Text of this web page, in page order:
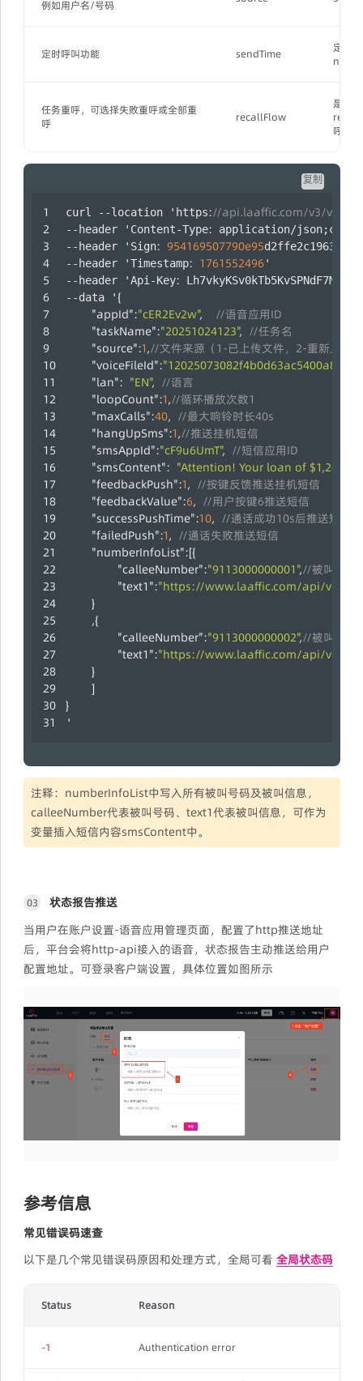
例如用户名/号码
定时呼叫功能 sendTime
定时
null）
任务重呼，可选择失败重呼或全部重
呼
recallFlow
是否
呼
复制
curl --location 'https://api.laaffic.com/v3/
--header 'Content-Type: application/
--header 'Sign: 954169507790e95
--header 'Timestamp: 1761552496 '
--header 'Api-Key:
--data '{
"appId":"cER2Ev2w",
//语音应用ID
"taskName":"20251024123", //任务名
"source":1,//文件来源（1-已上传文件，2-重新上传
"voiceFileId":
"lan": "EN", //语言
"loopCount":1,//循环播放次数1
"maxCalls":40, //最大响铃时长40s
"hangUpSms":1,//推送挂机短信
"smsAppId":"cF9u6UmT", //短信应用ID
"smsContent": "Attention! Your loan of $1,200 is
"feedbackPush":1, //按键反馈推送挂机短信
"feedbackValue":6, //用户按键6推送短信
"successPushTime":10, //通话成功10s后推送短信，
"failedPush":1, //通话失败推送短信
"numberInfoList":[{
"calleeNumber":"9113000000001",//被叫号码
"text1":"https://www.laaffic.com/api/voice/
}
,{
"calleeNumber":"9113000000002",//被叫号码
"text1":"https://www.laaffic.com/api/voice/
}
]
}
'
注释：numberInfoList中写入所有被叫号码及被叫信息，
calleeNumber代表被叫号码、text1代表被叫信息，可作为
变量插入短信内容smsContent中。
03
状态报告推送
当用户在账户设置-语音应用管理页面，配置了http推送地址
后，平台会将http-api接入的语音，状态报告主动推送给用户
配置地址。可登录客户端设置，具体位置如图所示
参考信息
常见错误码速查
以下是几个常见错误码原因和处理方式，全局可看 全局状态码
Status Reason
-1 Authentication error